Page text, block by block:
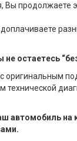
Вы продолжаете
остаетесь
оригинальным
автомобиль на